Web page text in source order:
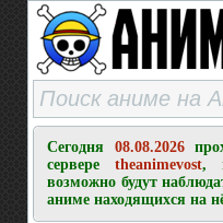
Сегодня 08.08.2026
сервере theanimevost,
возможно будут
аниме находящихся на